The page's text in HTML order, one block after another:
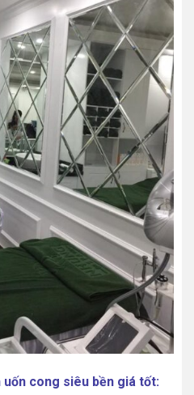
cong siêu bền giá tốt: